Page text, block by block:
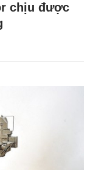
chịu được